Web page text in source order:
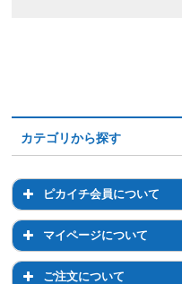
カテゴリから探す
ピカイチ会員について
ピカイチ会員について
会員登録について
マイページについて
マイページについて
ご注文について